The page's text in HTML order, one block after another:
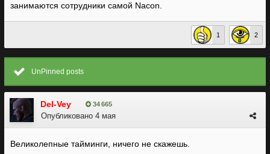
занимаются сотрудники самой Nacon.
1 2
UnPinned posts
Del-Vey 34 665
Опубликовано 4 мая
Великолепные тайминги, ничего не скажешь.